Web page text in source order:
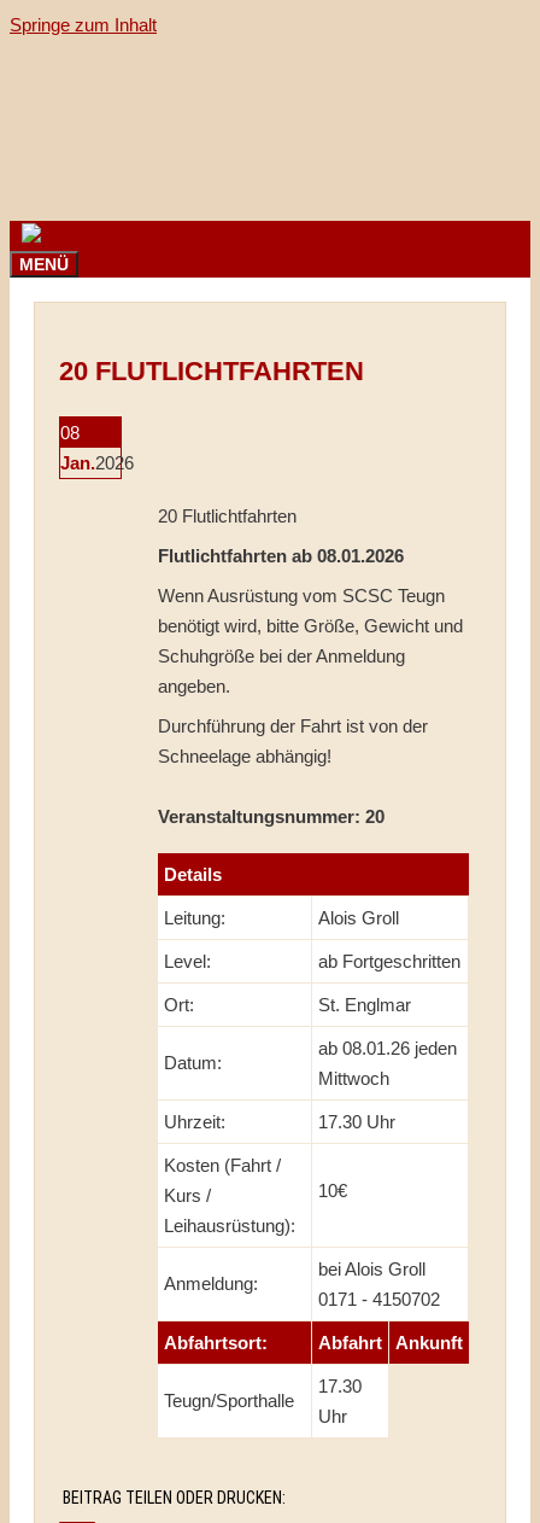
Springe zum Inhalt
MENÜ
20 FLUTLICHTFAHRTEN
08
Jan.2026
20 Flutlichtfahrten
Flutlichtfahrten ab 08.01.2026
Wenn Ausrüstung vom SCSC Teugn
benötigt wird, bitte Größe, Gewicht und
Schuhgröße bei der Anmeldung
angeben.
Durchführung der Fahrt ist von der
Schneelage abhängig!
Veranstaltungsnummer: 20
Details
Leitung: Alois Groll
Level: ab Fortgeschritten
Ort: St. Englmar
Datum:
ab 08.01.26 jeden
Mittwoch
Uhrzeit: 17.30 Uhr
Kosten (Fahrt /
Kurs /
Leihausrüstung):
10€
Anmeldung:
bei Alois Groll
0171 - 4150702
Abfahrtsort: Abfahrt Ankunft
Teugn/Sporthalle
17.30
Uhr
BEITRAG TEILEN ODER DRUCKEN: